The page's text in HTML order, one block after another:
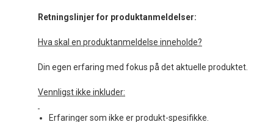
Retningslinjer for produktanmeldelser:
Hva skal en produktanmeldelse inneholde?
Din egen erfaring med fokus på det aktuelle produktet.
Vennligst ikke inkluder:
Erfaringer som ikke er produkt-spesifikke.